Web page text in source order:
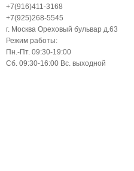
+7(916)411-3168
+7(925)268-5545
г. Москва Ореховый бульвар д.63
Режим работы:
Пн.-Пт. 09:30-19:00
Сб. 09:30-16:00 Вс. выходной